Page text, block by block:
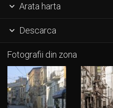
 Arata harta
 Descarca
Fotografii din zona